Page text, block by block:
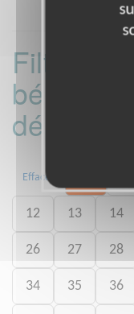
Filtrer les
Effacer
12 13 14
26 27 28
34 35 36